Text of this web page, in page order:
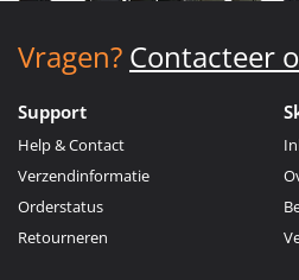
Vragen? Contacteer
Support
Help & Contact
Verzendinformatie
Orderstatus
Retourneren